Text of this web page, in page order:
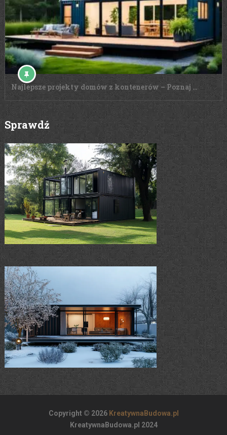
Najlepsze projekty domów z kontenerów – Poznaj …
Sprawdź
Copyright © 2026 KreatywnaBudowa.pl
KreatywnaBudowa.pl 2024